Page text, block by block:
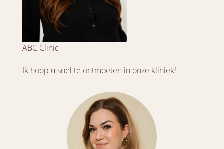
ABC Clinic
Ik hoop u snel te ontmoeten in onze kliniek!